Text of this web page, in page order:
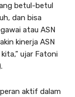
betul-betul
dan bisa
atau ASN
kinerja ASN
ujar Fatoni
aktif dalam